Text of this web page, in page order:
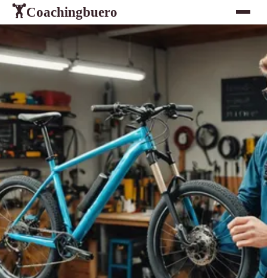
🏋Coachingbuero